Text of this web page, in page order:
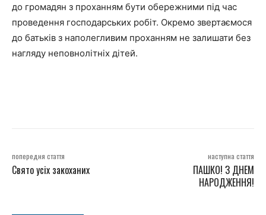
до громадян з проханням бути обережними під час
проведення господарських робіт. Окремо звертаємося
до батьків з наполегливим проханням не залишати без
нагляду неповнолітніх дітей.
попередня стаття
Свято усіх закоханих
наступна стаття
ПАШКО! З ДНЕМ
НАРОДЖЕННЯ!